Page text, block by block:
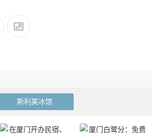
斯利美冰馆